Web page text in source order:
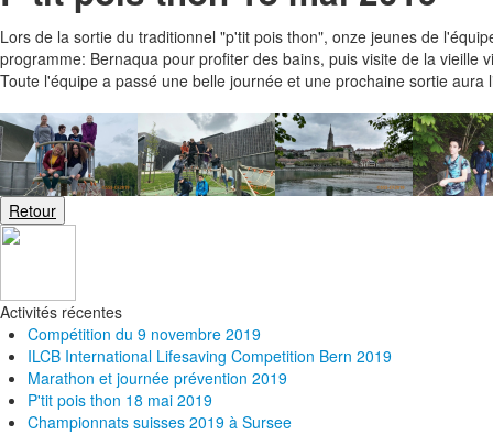
Lors de la sortie du traditionnel "p'tit pois thon", onze jeunes de
programme: Bernaqua pour profiter des bains, puis visite de la vieille
Toute l'équipe a passé une belle journée et une prochaine sortie
Activités récentes
Compétition du 9 novembre 2019
ILCB International Lifesaving Competition Bern 2019
Marathon et journée prévention 2019
P'tit pois thon 18 mai 2019
Championnats suisses 2019 à Sursee